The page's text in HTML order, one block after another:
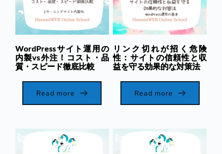
WordPressサイト運用の
内製vs外注！コスト・品
質・スピード徹底比較
Read more
リンク切れが招く危険
性：サイトの信頼性と収
益を守る効果的な対策法
Read more